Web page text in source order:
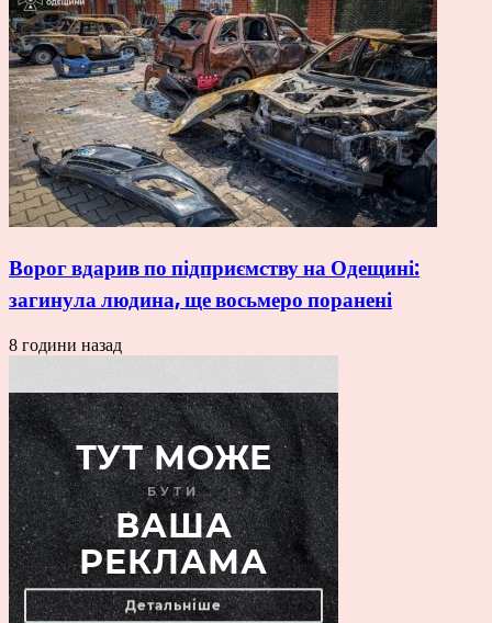
Ворог вдарив по підприємству на Одещині:
загинула людина, ще восьмеро поранені
8 години назад